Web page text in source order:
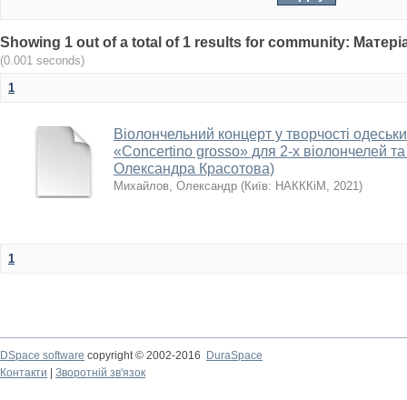
Showing 1 out of a total of 1 results for community:
(0.001 seconds)
1
Віолончельний концерт у творчості
«Concertino grosso» для 2-х віолончелей
Олександра Красотова)
Михайлов, Олександр (Київ: НАКККіМ , 2021)
1
DSpace software copyright © 2002-2016
DuraSpace
Контакти
Зворотній зв'язок